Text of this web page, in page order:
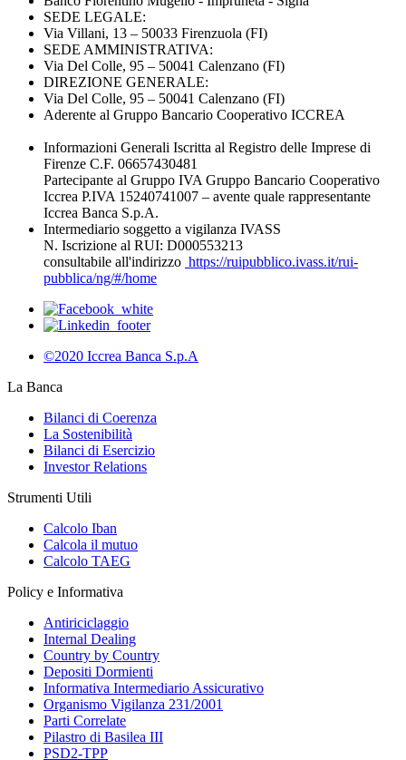
SEDE LEGALE:
Via Villani, 13 – 50033 Firenzuola (FI)
SEDE AMMINISTRATIVA:
Via Del Colle, 95 – 50041 Calenzano (FI)
DIREZIONE GENERALE:
Via Del Colle, 95 – 50041 Calenzano (FI)
Aderente al Gruppo Bancario Cooperativo ICCREA
Informazioni Generali Iscritta al Registro delle Imprese di
Firenze C.F. 06657430481
Partecipante al Gruppo IVA Gruppo Bancario Cooperativo
Iccrea P.IVA 15240741007 – avente quale rappresentante
Iccrea Banca S.p.A.
Intermediario soggetto a vigilanza IVASS
N. Iscrizione al RUI: D000553213
consultabile all'indirizzo https://ruipubblico.ivass.it/rui-
pubblica/ng/#/home
©2020 Iccrea Banca S.p.A
La Banca
Bilanci di Coerenza
La Sostenibilità
Bilanci di Esercizio
Investor Relations
Strumenti Utili
Calcolo Iban
Calcola il mutuo
Calcolo TAEG
Policy e Informativa
Antiriciclaggio
Internal Dealing
Country by Country
Depositi Dormienti
Informativa Intermediario Assicurativo
Organismo Vigilanza 231/2001
Parti Correlate
Pilastro di Basilea III
PSD2-TPP